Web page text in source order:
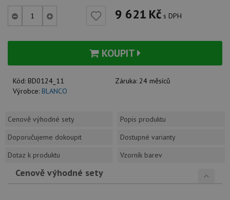
9 621 Kč s DPH
KOUPIT
Kód: BD0124_11 Záruka: 24 měsíců
Výrobce: BLANCO
Cenově výhodné sety
Popis produktu
Doporučujeme dokoupit
Dostupné varianty
Dotaz k produktu
Vzorník barev
Cenově výhodné sety